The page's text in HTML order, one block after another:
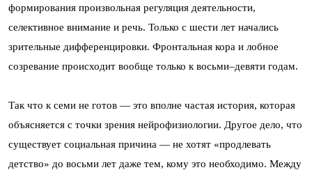
формирования произвольная регуляция деятельности,
селективное внимание и речь. Только с шести лет начались
зрительные дифференцировки. Фронтальная кора и лобное
созревание происходит вообще только к восьми–девяти годам.
Так что к семи не готов — это вполне частая история, которая
объясняется с точки зрения нейрофизиологии. Другое дело, что
существует социальная причина — не хотят «продлевать
детство» до восьми лет даже тем, кому это необходимо. Между